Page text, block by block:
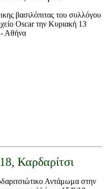
Καρδαρίτσι